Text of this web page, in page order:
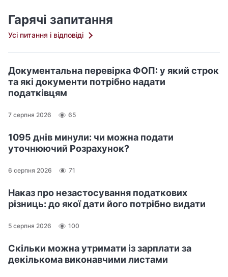
Гарячі запитання
Усі питання і відповіді
Документальна перевірка ФОП: у який строк
та які документи потрібно надати
податківцям
7 серпня 2026 65
1095 днів минули: чи можна подати
уточнюючий Розрахунок?
6 серпня 2026 71
Наказ про незастосування податкових
різниць: до якої дати його потрібно видати
5 серпня 2026 100
Скільки можна утримати із зарплати за
декількома виконавчими листами